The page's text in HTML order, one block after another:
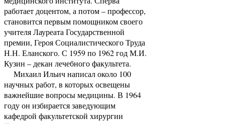
работает доцентом, а потом – профессор,
становится первым помощником своего
учителя Лауреата Государственной
премии, Героя Социалистического Труда
Н.Н. Еланского. С 1959 по 1962 год М.И.
Кузин – декан лечебного факультета.
Михаил Ильич написал около 100
научных работ, в которых освещены
важнейшие вопросы медицины. В 1964
году он избирается заведующим
кафедрой факультетской хирургии